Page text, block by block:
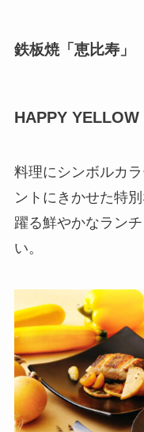
鉄板焼「恵比寿」
HAPPY YELLOW
料理にシンボルカ
ントにきかせた特
躍る鮮やかなラン
い。